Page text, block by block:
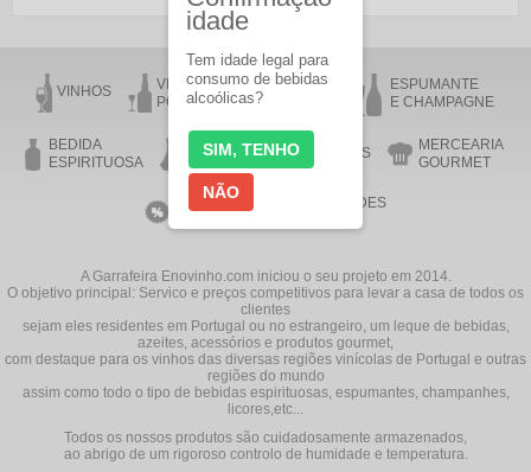
VINHOS
VINHO DO
PORTO
VINHO DA
ESPUMANTE
E CHAMPAGNE
BEDIDA
ESPIRITUOSA
AZEITE ACESSÓRIOS
MERCEARIA
GOURMET
VINHOS EM
NOVIDADES
A Garrafeira Enovinho.com iniciou o seu projeto em 2014.
O objetivo principal: Servico e preços competitivos para levar a casa de todos os
clientes
sejam eles residentes em Portugal ou no estrangeiro, um leque de bebidas,
azeites, acessórios e produtos gourmet,
com destaque para os vinhos das diversas regiões vinícolas de Portugal e outras
regiões do mundo
assim como todo o tipo de bebidas espirituosas, espumantes, champanhes,
licores,etc...
Todos os nossos produtos são cuidadosamente armazenados,
ao abrigo de um rigoroso controlo de humidade e temperatura.
idade
Tem idade legal para
consumo de bebidas
alcoólicas?
SIM, TENHO
NÃO